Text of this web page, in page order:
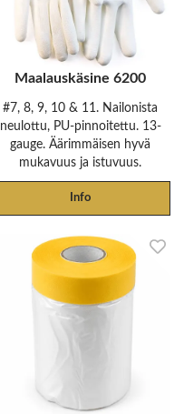
Maalauskäsine 6200
#7, 8, 9, 10 & 11. Nailonista
neulottu, PU-pinnoitettu. 13-
gauge. Äärimmäisen hyvä
mukavuus ja istuvuus.
Info